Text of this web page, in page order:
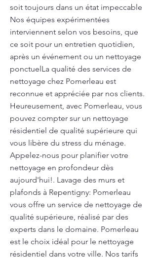
soit toujours dans un état impeccable
Nos équipes expérimentées
interviennent selon vos besoins, que
ce soit pour un entretien quotidien,
après un événement ou un nettoyage
ponctuelLa qualité des services de
nettoyage chez Pomerleau est
reconnue et appréciée par nos clients.
Heureusement, avec Pomerleau, vous
pouvez compter sur un nettoyage
résidentiel de qualité supérieure qui
vous libère du stress du ménage.
Appelez-nous pour planifier votre
nettoyage en profondeur dès
aujourd'hui!. Lavage des murs et
plafonds à Repentigny: Pomerleau
vous offre un service de nettoyage de
qualité supérieure, réalisé par des
experts dans le domaine. Pomerleau
est le choix idéal pour le nettoyage
résidentiel dans votre ville. Nos tarifs